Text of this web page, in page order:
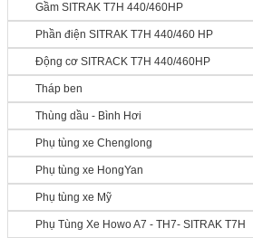
Gầm SITRAK T7H 440/460HP
Phần điện SITRAK T7H 440/460 HP
Động cơ SITRACK T7H 440/460HP
Tháp ben
Thùng dầu - Bình Hơi
Phụ tùng xe Chenglong
Phụ tùng xe HongYan
Phụ tùng xe Mỹ
Phụ Tùng Xe Howo A7 - TH7- SITRAK T7H